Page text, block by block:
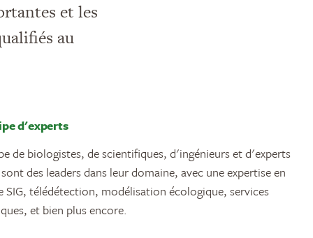
et les
au
d'experts
de biologistes, de scientifiques, d'ingénieurs et d'experts
des leaders dans leur domaine, avec une expertise en
SIG, télédétection, modélisation écologique, services
et bien plus encore.